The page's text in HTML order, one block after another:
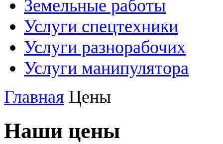
Земельные работы
Услуги спецтехники
Услуги разнорабочих
Услуги манипулятора
Главная Цены
Наши цены